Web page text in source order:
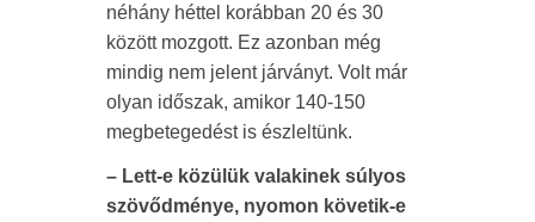
néhány héttel korábban 20 és 30
között mozgott. Ez azonban még
mindig nem jelent járványt. Volt már
olyan időszak, amikor 140-150
megbetegedést is észleltünk.
– Lett-e közülük valakinek súlyos
szövődménye, nyomon követik-e